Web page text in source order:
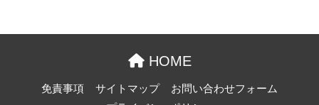
HOME
免責事項 サイトマップ
お問い合わせフォーム